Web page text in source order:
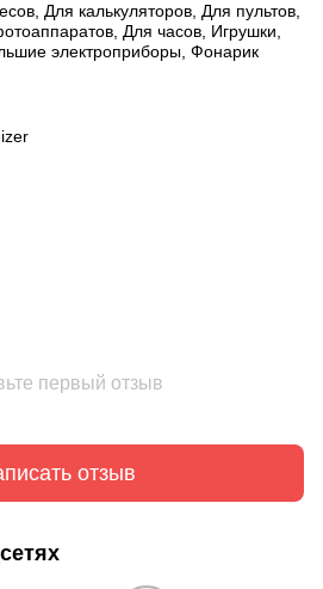
Для калькуляторов, Для пультов,
Для часов, Игрушки,
электроприборы, Фонарик
первый отзыв
отзыв